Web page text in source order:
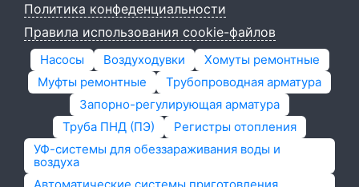
Политика конфеденциальности
Правила использования cookie-файлов
Насосы Воздуходувки
Хомуты ремонтные
Муфты ремонтные
Трубопроводная арматура
Запорно-регулирующая арматура
Труба ПНД (ПЭ)
Регистры отопления
УФ-системы для обеззараживания воды и
воздуха